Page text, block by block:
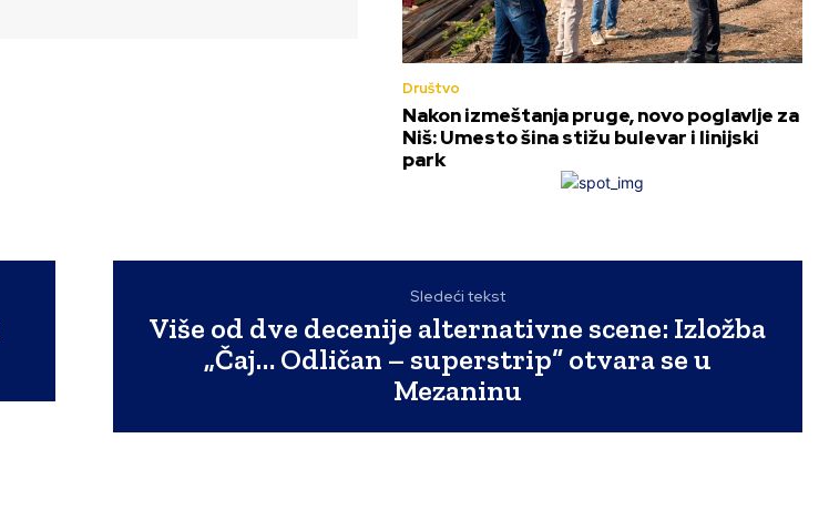
Društvo
Nakon izmeštanja pruge, novo poglavlje za
Niš: Umesto šina stižu bulevar i linijski
park
Sledeći tekst
Više od dve decenije alternativne scene: Izložba
„Čaj… Odličan – superstrip“ otvara se u
Mezaninu